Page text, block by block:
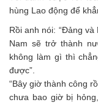
hùng Lao động để
Rồi anh nói: “Đảng
Nam sẽ trở thành
không làm gì thì
được”.
“Bây giờ thành công
chưa bao giờ bị